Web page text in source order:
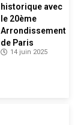
historique avec
le 20ème
Arrondissement
de Paris
14 juin 2025